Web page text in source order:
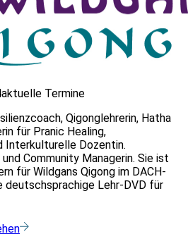
aktuelle Termine
Qigonglehrerin, Hatha
für Pranic Healing,
Interkulturelle Dozentin.
Community Managerin. Sie ist
für Wildgans Qigong im DACH-
deutschsprachige Lehr-DVD für